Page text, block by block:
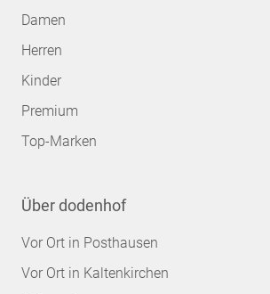
Damen
Herren
Kinder
Premium
Top-Marken
Über dodenhof
Vor Ort in Posthausen
Vor Ort in Kaltenkirchen